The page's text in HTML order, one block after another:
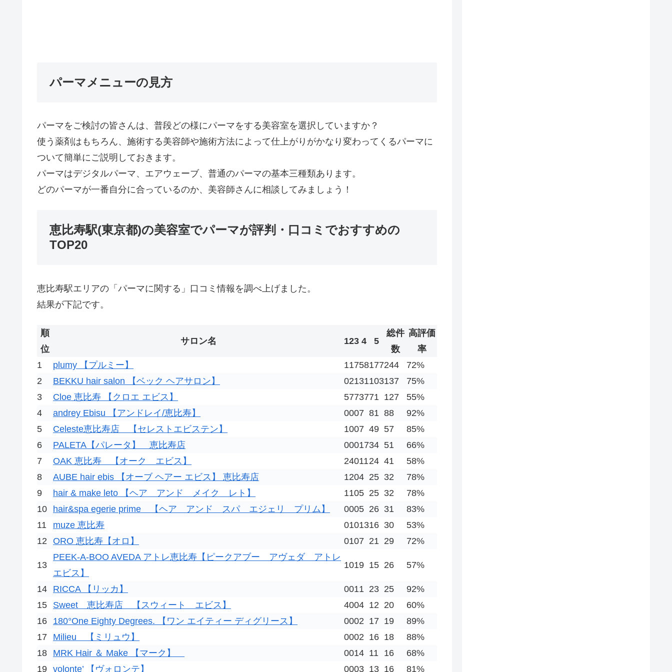
パーマメニューの見方
パーマをご検討の皆さんは、普段どの様にパーマをする美容室を選択していますか？
使う薬剤はもちろん、施術する美容師や施術方法によって仕上がりがかなり変わってくるパーマに
ついて簡単にご説明しておきます。
パーマはデジタルパーマ、エアウェーブ、普通のパーマの基本三種類あります。
どのパーマが一番自分に合っているのか、美容師さんに相談してみましょう！
恵比寿駅(東京都)の美容室でパーマが評判・口コミでおすすめの
TOP20
恵比寿駅エリアの「パーマに関する」口コミ情報を調べ上げました。
結果が下記です。
順
位
サロン名 123 4 5
総件
数
高評価
率
1
plumy 【プルミー】 11758177244
72%
2
BEKKU hair salon 【ベック ヘアサロン】 02131103137
75%
3
Cloe 恵比寿 【クロエ エビス】 5773771 127
55%
4
andrey Ebisu 【アンドレイ/恵比寿】 0007 81 88
92%
5
Celeste恵比寿店 【セレストエビステン】 1007 49 57
85%
6
PALETA【パレータ】 恵比寿店 0001734 51
66%
7
OAK 恵比寿 【オーク エビス】 2401124 41
58%
8
AUBE hair ebis 【オーブ ヘアー エビス】 恵比寿店 1204 25 32
78%
9
hair & make leto 【ヘア アンド メイク レト】 1105 25 32
78%
10
hair&spa egerie prime 【ヘア アンド スパ エジェリ プリム】 0005 26 31
83%
11
muze 恵比寿 0101316 30
53%
12
ORO 恵比寿【オロ】 0107 21 29 72%
13
PEEK-A-BOO AVEDA アトレ恵比寿【ピークアブー アヴェダ アトレ
エビス】
1019 15 26 57%
14 RICCA 【リッカ】 0011 23 25
92%
15
Sweet 恵比寿店 【スウィート エビス】 4004 12 20
60%
16
180°One Eighty Degrees. 【ワン エイティー ディグリース】 0002 17 19
89%
17
Milieu 【ミリュウ】 0002 16 18
88%
18
MRK Hair ＆ Make 【マーク】 0014 11 16
68%
19 volonte’ 【ヴォロンテ】 0003 13 16 81%